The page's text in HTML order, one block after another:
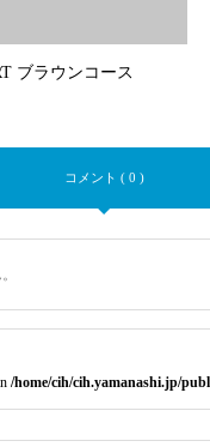
ブラウンコース
コメント ( 0 )
/home/cih/cih.yamanashi.jp/